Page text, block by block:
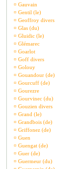
¤ Gauvain
¤ Gentil (le)
¤ Geoffroy divers
¤ Glas (du)
¤ Gluidic (le)
¤ Glémarec
¤ Goarlot
¤ Goff divers
¤ Golouy
¤ Gouandour (de)
¤ Gourcuff (de)
¤ Gourezre
¤ Gourvinec (du)
¤ Gouzien divers
¤ Grand (le)
¤ Grandbois (de)
¤ Griffonez (de)
¤ Guen
¤ Guengat (de)
¤ Guer (de)
¤ Guermeur (du)